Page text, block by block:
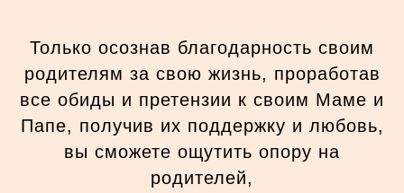
Только осознав благодарность своим
родителям за свою жизнь, проработав
все обиды и претензии к своим Маме и
Папе, получив их поддержку и любовь,
вы сможете ощутить опору на
родителей,